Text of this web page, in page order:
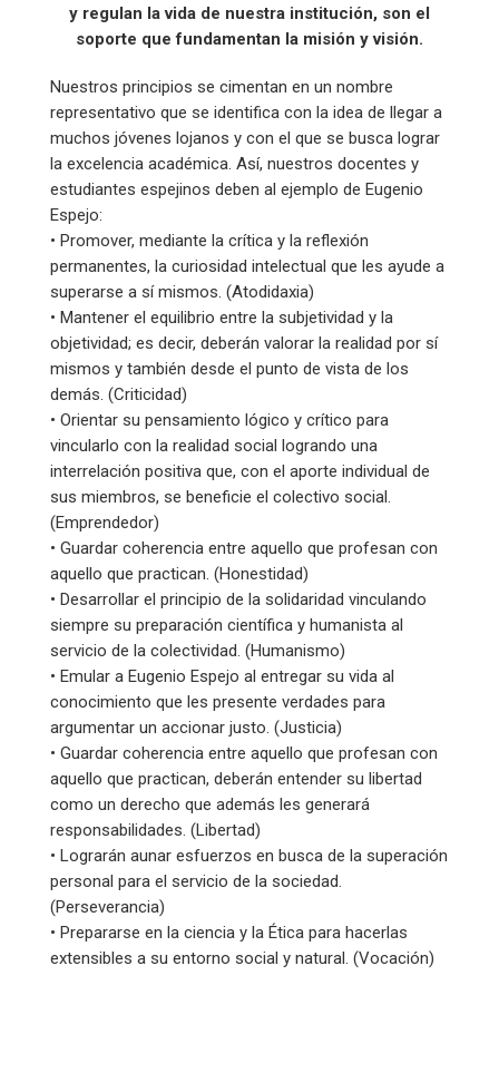
y regulan la vida de nuestra institución, son el
soporte que fundamentan la misión y visión.
Nuestros principios se cimentan en un nombre
representativo que se identifica con la idea de llegar a
muchos jóvenes lojanos y con el que se busca lograr
la excelencia académica. Así, nuestros docentes y
estudiantes espejinos deben al ejemplo de Eugenio
Espejo:
• Promover, mediante la crítica y la reflexión
permanentes, la curiosidad intelectual que les ayude a
superarse a sí mismos. (Atodidaxia)
• Mantener el equilibrio entre la subjetividad y la
objetividad; es decir, deberán valorar la realidad por sí
mismos y también desde el punto de vista de los
demás. (Criticidad)
• Orientar su pensamiento lógico y crítico para
vincularlo con la realidad social logrando una
interrelación positiva que, con el aporte individual de
sus miembros, se beneficie el colectivo social.
(Emprendedor)
• Guardar coherencia entre aquello que profesan con
aquello que practican. (Honestidad)
• Desarrollar el principio de la solidaridad vinculando
siempre su preparación científica y humanista al
servicio de la colectividad. (Humanismo)
• Emular a Eugenio Espejo al entregar su vida al
conocimiento que les presente verdades para
argumentar un accionar justo. (Justicia)
• Guardar coherencia entre aquello que profesan con
aquello que practican, deberán entender su libertad
como un derecho que además les generará
responsabilidades. (Libertad)
• Lograrán aunar esfuerzos en busca de la superación
personal para el servicio de la sociedad.
(Perseverancia)
• Prepararse en la ciencia y la Ética para hacerlas
extensibles a su entorno social y natural. (Vocación)